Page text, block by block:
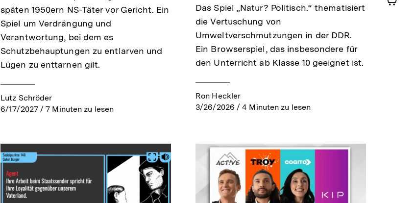
späten 1950ern NS-Täter vor Gericht. Ein
Spiel um Verdrängung und
Verantwortung, bei dem es
Schutzbehauptungen zu entlarven und
Lügen zu enttarnen gilt.
Lutz Schröder
6/17/2027 / 7 Minuten zu lesen
Das Spiel „Natur? Politisch.“ thematisiert
die Vertuschung von
Umweltverschmutzungen in der DDR.
Ein Browserspiel, das insbesondere für
den Unterricht ab Klasse 10 geeignet ist.
Ron Heckler
3/26/2026 / 4 Minuten zu lesen